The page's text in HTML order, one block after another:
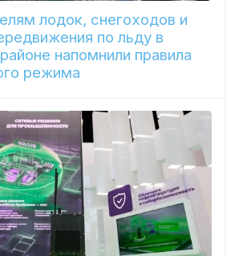
лодок, снегоходов и
по льду в
напомнили правила
режима